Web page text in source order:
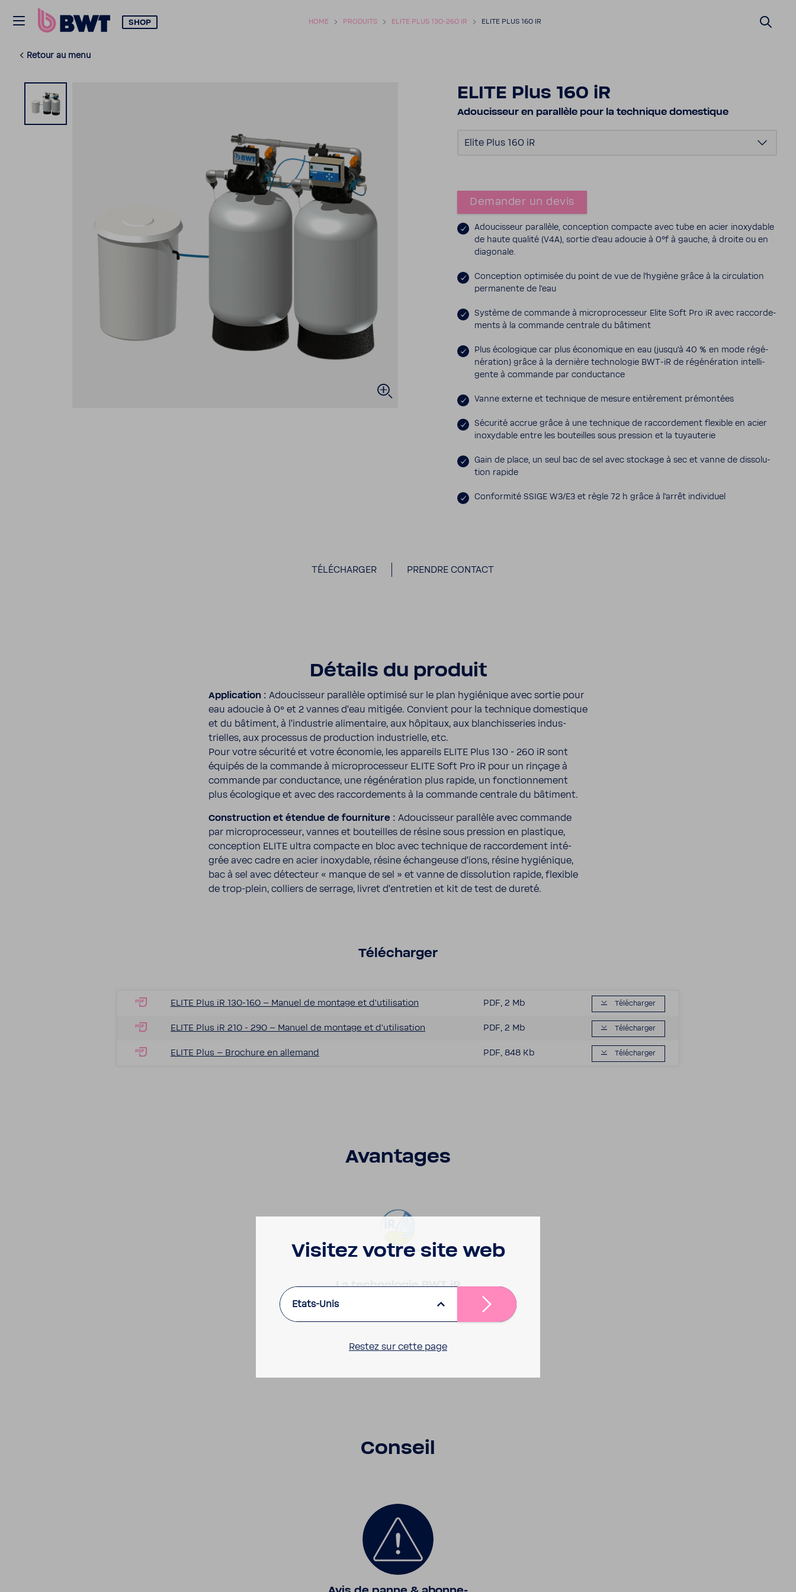
HOME PRODUITS ELITE PLUS 130-​260 IR ELITE PLUS 160 IR
SHOP
Retour au menu
ELITE Plus 160 iR
Adou­cis­seur en paral­lèle pour la tech­nique domes­tique
Elite Plus 160 iR
Demander un devis
Adou­cis­seur paral­lèle, concep­tion compacte avec tube en acier inoxy­dable
de haute qualité (V4A), sortie d'eau adoucie à 0°f à gauche, à droite ou en
diago­nale.
Concep­tion opti­misée du point de vue de l'hy­giène grâce à la circu­la­tion
perma­nente de l'eau
Système de commande à micro­pro­ces­seur Elite Soft Pro iR avec raccor­de­
ments à la commande centrale du bâti­ment
Plus écolo­gique car plus écono­mique en eau (jusqu'à 40 % en mode régé­
né­ra­tion) grâce à la dernière tech­no­logie BWT-​iR de régé­né­ra­tion intel­li­
gente à commande par conduc­tance
Vanne externe et tech­nique de mesure entiè­re­ment prémon­tées
Sécu­rité accrue grâce à une tech­nique de raccor­de­ment flexible en acier
inoxy­dable entre les bouteilles sous pres­sion et la tuyau­terie
Gain de place, un seul bac de sel avec stockage à sec et vanne de disso­lu­
tion rapide
Confor­mité SSIGE W3/E3 et règle 72 h grâce à l'arrêt indi­vi­duel
TÉLÉCHARGER PRENDRE CONTACT
Détails du produit
Appli­ca­tion : Adou­cis­seur paral­lèle opti­misé sur le plan hygié­nique avec sortie pour
eau adoucie à 0° et 2 vannes d'eau mitigée. Convient pour la tech­nique domes­tique
et du bâti­ment, à l'in­dus­trie alimen­taire, aux hôpi­taux, aux blan­chis­se­ries indus­
trielles, aux processus de produc­tion indus­trielle, etc.
Pour votre sécu­rité et votre économie, les appa­reils ELITE Plus 130 - 260 iR sont
équipés de la commande à micro­pro­ces­seur ELITE Soft Pro iR pour un rinçage à
commande par conduc­tance, une régé­né­ra­tion plus rapide, un fonc­tion­ne­ment
plus écolo­gique et avec des raccor­de­ments à la commande centrale du bâti­ment.
Construc­tion et étendue de four­ni­ture : Adou­cis­seur paral­lèle avec commande
par micro­pro­ces­seur, vannes et bouteilles de résine sous pres­sion en plas­tique,
concep­tion ELITE ultra compacte en bloc avec tech­nique de raccor­de­ment inté­
grée avec cadre en acier inoxy­dable, résine échan­geuse d'ions, résine hygié­nique,
bac à sel avec détec­teur « manque de sel » et vanne de disso­lu­tion rapide, flexible
de trop-​plein, colliers de serrage, livret d'en­tre­tien et kit de test de dureté.
Télé­charger
ELITE Plus iR 130-​160 – Manuel de montage et d'uti­li­sa­tion PDF, 2 Mb Télé­charger
ELITE Plus iR 210 - 290 – Manuel de montage et d'uti­li­sa­tion PDF, 2 Mb Télé­charger
ELITE Plus – Brochure en alle­mand PDF, 848 Kb Télé­charger
Avan­tages
La tech­no­logie BWT iR
Plus écolo­gique car plus écono­mique en
Conseil
Visitez votre site web
Etats-Unis
Restez sur cette page